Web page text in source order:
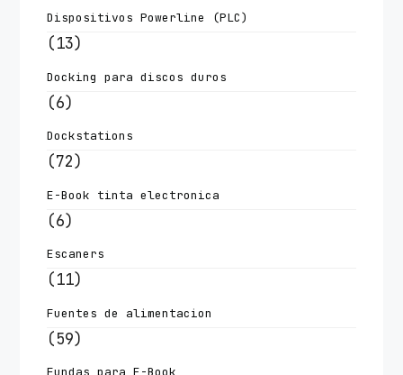
Dispositivos Powerline (PLC)
(13)
Docking para discos duros
(6)
Dockstations
(72)
E-Book tinta electronica
(6)
Escaners
(11)
Fuentes de alimentacion
(59)